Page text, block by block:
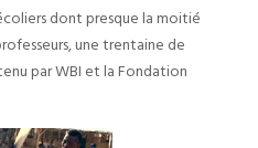
dont presque la moitié
une trentaine de
par WBI et la Fondation